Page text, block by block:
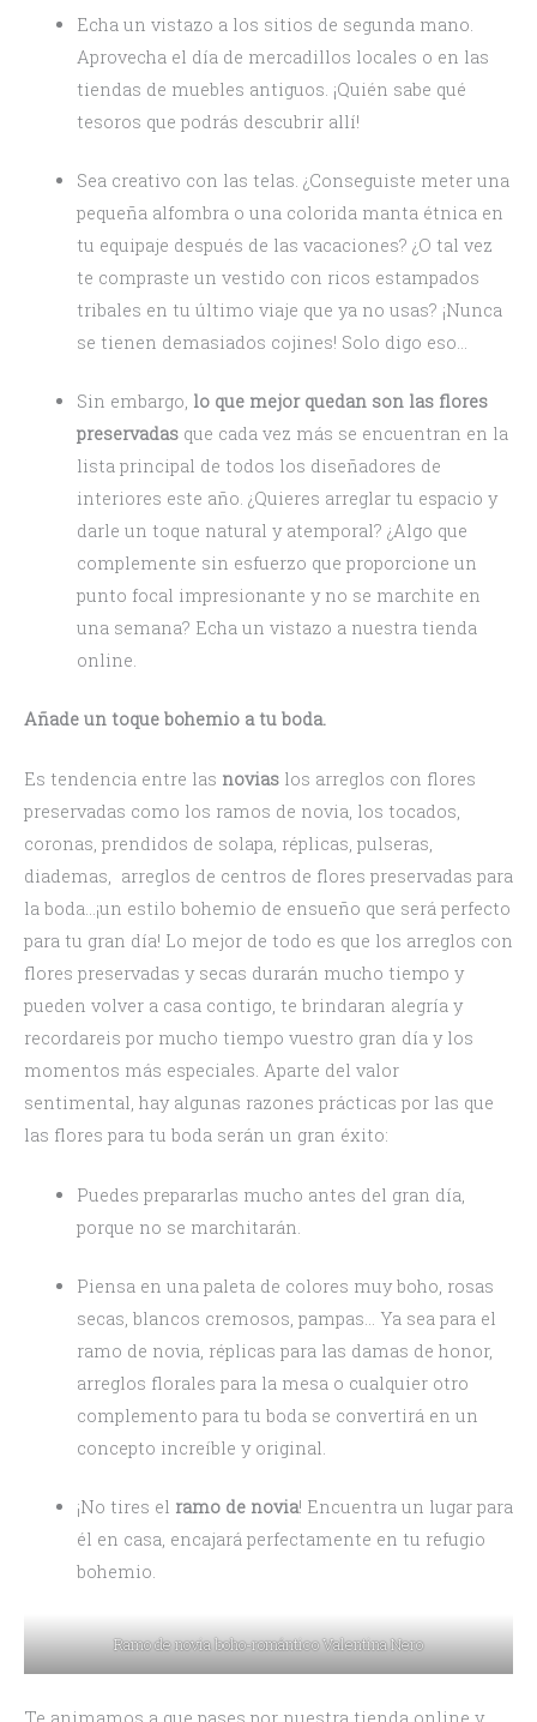
Echa un vistazo a los sitios de segunda mano.
Aprovecha el día de mercadillos locales o en las
tiendas de muebles antiguos. ¡Quién sabe qué
tesoros que podrás descubrir allí!
Sea creativo con las telas. ¿Conseguiste meter una
pequeña alfombra o una colorida manta étnica en
tu equipaje después de las vacaciones? ¿O tal vez
te compraste un vestido con ricos estampados
tribales en tu último viaje que ya no usas? ¡Nunca
se tienen demasiados cojines! Solo digo eso…
Sin embargo, lo que mejor quedan son las flores
preservadasque cada vez más se encuentran en la
lista principal de todos los diseñadores de
interiores este año. ¿Quieres arreglar tu espacio y
darle un toque natural y atemporal? ¿Algo que
complemente sin esfuerzo que proporcione un
punto focal impresionante y no se marchite en
una semana? Echa un vistazo a nuestra tienda
online.
Añade un toque bohemio a tu boda.
Es tendencia entre las novias los arreglos con flores
preservadas como los ramos de novia, los tocados,
coronas, prendidos de solapa, réplicas, pulseras,
diademas, arreglos de centros de flores preservadas para
la boda…¡un estilo bohemio de ensueño que será perfecto
para tu gran día! Lo mejor de todo es que los arreglos con
flores preservadas y secas durarán mucho tiempo y
pueden volver a casa contigo, te brindaran alegría y
recordareis por mucho tiempo vuestro gran día y los
momentos más especiales. Aparte del valor
sentimental, hay algunas razones prácticas por las que
las flores para tu boda serán un gran éxito:
Puedes prepararlas mucho antes del gran día,
porque no se marchitarán.
Piensa en una paleta de colores muy boho, rosas
secas, blancos cremosos, pampas… Ya sea para el
ramo de novia, réplicas para las damas de honor,
arreglos florales para la mesa o cualquier otro
complemento para tu boda se convertirá en un
concepto increíble y original.
¡No tires el ramo de novia! Encuentra un lugar para
él en casa, encajará perfectamente en tu refugio
bohemio.
Ramo de novia boho-romántico Valentina Nero